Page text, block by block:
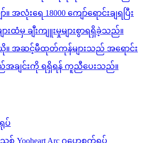
အလုံးရေ 18000 ကျော်ရောင်းချရပြီး
ထံမှ ချီးကျူးမှုများစွာရရှိခဲ့သည်။
။ အဆင့်မီထုတ်ကုန်များသည် အရောင်း
ျင်းကို ရရှိရန် ကူညီပေးသည်။
ပ်
Yooheart Arc ဂဟေစက်ရုပ်